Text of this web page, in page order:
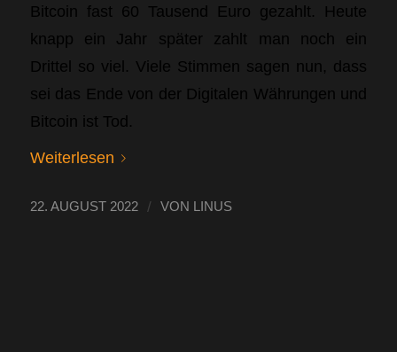
Bitcoin fast 60 Tausend Euro gezahlt. Heute
knapp ein Jahr später zahlt man noch ein
Drittel so viel. Viele Stimmen sagen nun, dass
sei das Ende von der Digitalen Währungen und
Bitcoin ist Tod.
Weiterlesen
22. AUGUST 2022 / VON LINUS